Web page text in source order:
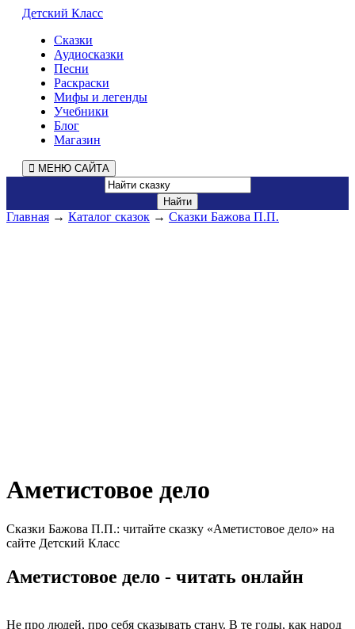
Детский Класс
Сказки
Аудиосказки
Песни
Раскраски
Мифы и легенды
Учебники
Блог
Магазин
МЕНЮ САЙТА
Главная → Каталог сказок → Сказки Бажова П.П.
Аметистовое дело
Сказки Бажова П.П.: читайте сказку «Аметистовое дело» на
сайте Детский Класс
Аметистовое дело - читать онлайн
Не про людей, про себя сказывать стану. В те годы, как народ